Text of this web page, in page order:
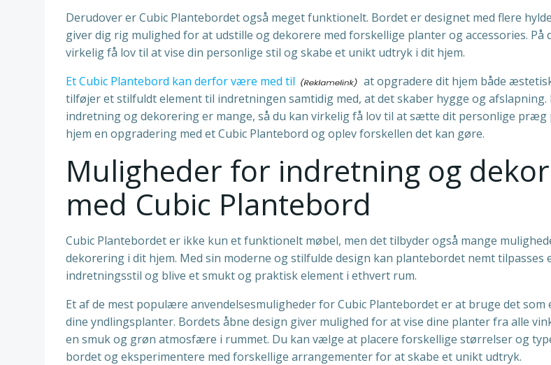
Derudover er Cubic Plantebordet også meget funktionelt. Bordet er designet med flere
giver dig rig mulighed for at udstille og dekorere med forskellige planter og accessories. På
virkelig få lov til at vise din personlige stil og skabe et unikt udtryk i dit hjem.
Et Cubic Plantebord kan derfor være med til
at opgradere dit hjem både
tilføjer et stilfuldt element til indretningen samtidig med, at det skaber hygge og
indretning og dekorering er mange, så du kan virkelig få lov til at sætte dit personlige præg
hjem en opgradering med et Cubic Plantebord og oplev forskellen det kan gøre.
Muligheder for indretning og
med Cubic Plantebord
Cubic Plantebordet er ikke kun et funktionelt møbel, men det tilbyder også mange
dekorering i dit hjem. Med sin moderne og stilfulde design kan plantebordet nemt tilpasses
indretningsstil og blive et smukt og praktisk element i ethvert rum.
Et af de mest populære anvendelsesmuligheder for Cubic Plantebordet er at bruge det som
dine yndlingsplanter. Bordets åbne design giver mulighed for at vise dine planter fra alle
en smuk og grøn atmosfære i rummet. Du kan vælge at placere forskellige størrelser og
bordet og eksperimentere med forskellige arrangementer for at skabe et unikt udtryk.